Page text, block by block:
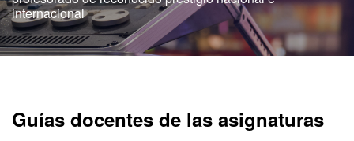
internacional
Guías docentes de las asignaturas